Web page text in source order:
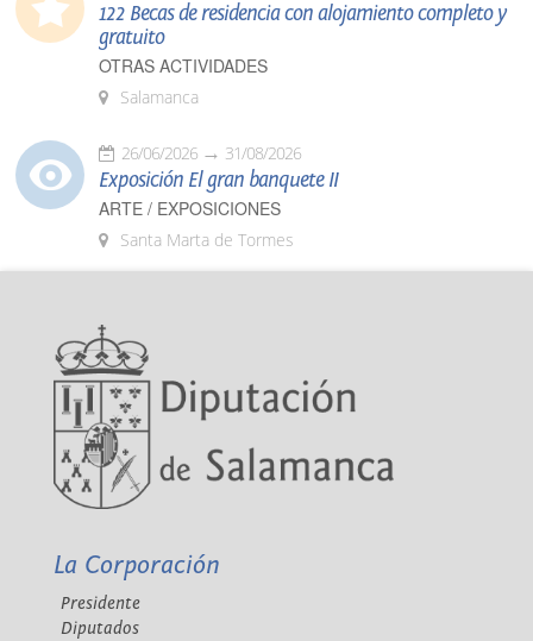
122 Becas de residencia con alojamiento completo y
gratuito
OTRAS ACTIVIDADES
Salamanca
26/06/2026 31/08/2026
Exposición El gran banquete II
ARTE / EXPOSICIONES
Santa Marta de Tormes
La Corporación
Presidente
Diputados